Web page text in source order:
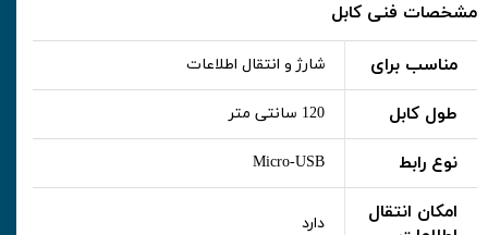
مشخصات فنی کابل
مناسب برای شارژ و انتقال اطلاعات
طول کابل 120 سانتی متر
نوع رابط Micro-USB
امکان انتقال
دارد